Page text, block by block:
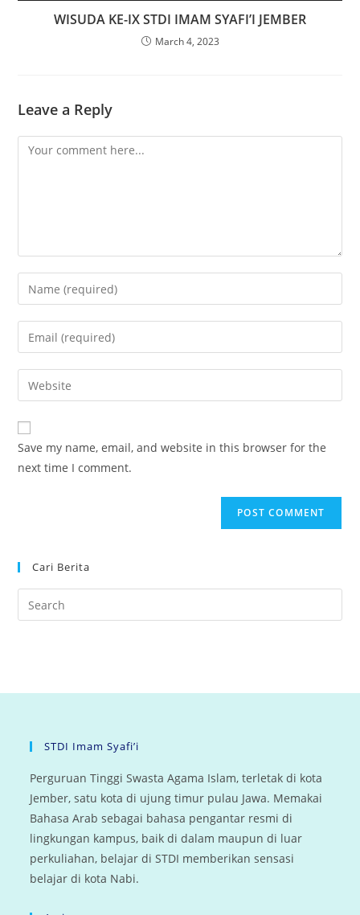
WISUDA KE-IX STDI IMAM SYAFI’I JEMBER
March 4, 2023
Leave a Reply
Comment
Enter
your
name
comment
Enter
your
email
address
comment
Enter
your
website
URL
(optional)
Save my name, email, and website in this browser for the
next time I comment.
Cari Berita
STDI Imam Syafi’i
Perguruan Tinggi Swasta Agama Islam, terletak di kota
Jember, satu kota di ujung timur pulau Jawa. Memakai
Bahasa Arab sebagai bahasa pengantar resmi di
lingkungan kampus, baik di dalam maupun di luar
perkuliahan, belajar di STDI memberikan sensasi
belajar di kota Nabi.